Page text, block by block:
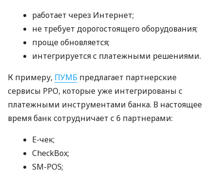
работает через Интернет;
не требует дорогостоящего оборудования;
проще обновляется;
интегрируется с платежными решениями.
К примеру, ПУМБ предлагает партнерские
сервисы РРО, которые уже интегрированы с
платежными инструментами банка. В настоящее
время банк сотрудничает с 6 партнерами:
E-чек;
CheckBox;
SM-POS;